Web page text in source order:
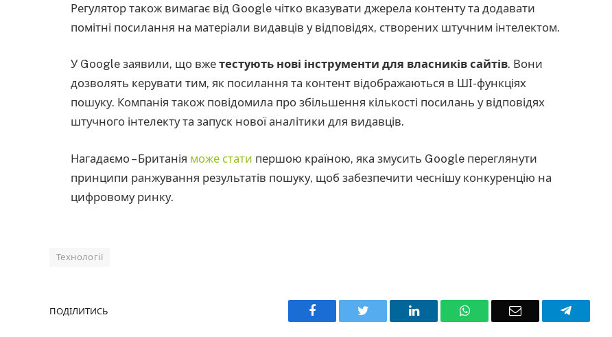
Регулятор також вимагає від Google чітко вказувати джерела контенту та додавати
помітні посилання на матеріали видавців у відповідях, створених штучним інтелектом.
У Google заявили, що вже тестують нові інструменти для власників сайтів. Вони
дозволять керувати тим, як посилання та контент відображаються в ШІ-функціях
пошуку. Компанія також повідомила про збільшення кількості посилань у відповідях
штучного інтелекту та запуск нової аналітики для видавців.
Нагадаємо – Британія може стати першою країною, яка змусить Google переглянути
принципи ранжування результатів пошуку, щоб забезпечити чеснішу конкуренцію на
цифровому ринку.
Технології
ПОДІЛИТИСЬ Facebook Twitter LinkedIn WhatsAppEmail Telegram